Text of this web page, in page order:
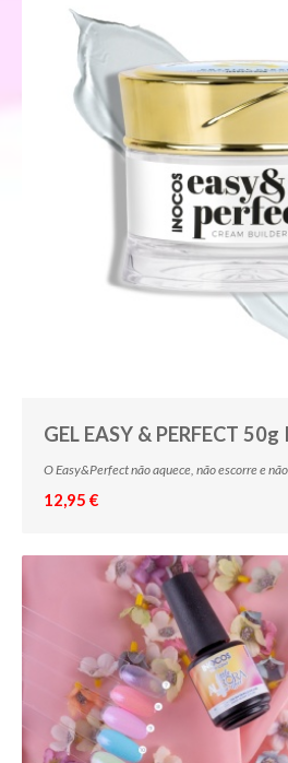
GEL EASY & PERFECT
O Easy&Perfect não aquece, não escorre e
12,95 €